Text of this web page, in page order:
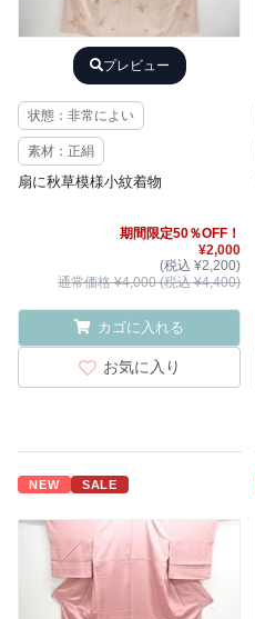
プレビュー
状態：非常によい
素材：正絹
扇に秋草模様小紋着物
期間限定50％OFF！
¥2,000
(税込 ¥2,200)
通常価格 ¥4,000 (税込 ¥4,400)
カゴに入れる
お気に入り
NEW SALE